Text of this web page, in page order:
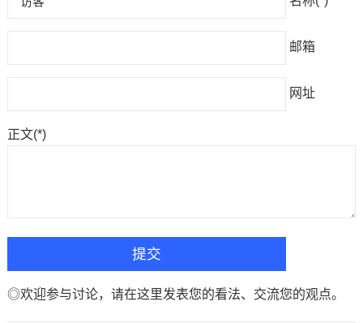
邮箱
网址
正文(*)
◎欢迎参与讨论，请在这里发表您的看法、交流您的观点。